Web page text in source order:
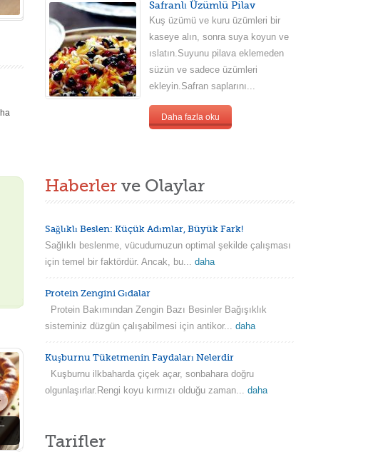
Safranlı Üzümlü Pilav
Kuş üzümü ve kuru üzümleri bir
kaseye alın, sonra suya koyun ve
ıslatın.Suyunu pilava eklemeden
süzün ve sadece üzümleri
ekleyin.Safran saplarını...
Daha fazla oku
Haberler ve Olaylar
Sağlıklı Beslen: Küçük Adımlar, Büyük Fark!
Sağlıklı beslenme, vücudumuzun optimal şekilde çalışması
için temel bir faktördür. Ancak, bu... daha
Protein Zengini Gıdalar
Protein Bakımından Zengin Bazı Besinler Bağışıklık
sisteminiz düzgün çalışabilmesi için antikor... daha
Kuşburnu Tüketmenin Faydaları Nelerdir
Kuşburnu ilkbaharda çiçek açar, sonbahara doğru
olgunlaşırlar.Rengi koyu kırmızı olduğu zaman... daha
Tarifler